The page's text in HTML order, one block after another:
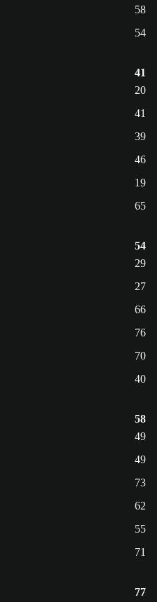
58
54
41
20
41
39
46
19
65
54
29
27
66
76
70
40
58
49
49
73
62
55
71
77